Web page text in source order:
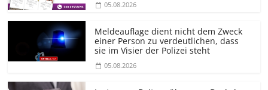
05.08.2026
Meldeauflage dient nicht dem Zweck
einer Person zu verdeutlichen, dass
sie im Visier der Polizei steht
05.08.2026